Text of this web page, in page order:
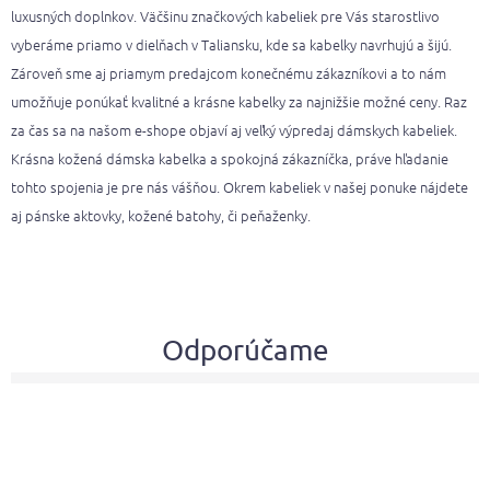
luxusných doplnkov. Väčšinu značkových kabeliek pre Vás starostlivo
vyberáme priamo v dielňach v Taliansku, kde sa kabelky navrhujú a šijú.
Zároveň sme aj priamym predajcom konečnému zákazníkovi a to nám
umožňuje ponúkať kvalitné a krásne kabelky za najnižšie možné ceny. Raz
za čas sa na našom e-shope objaví aj veľký výpredaj dámskych kabeliek.
Krásna kožená dámska kabelka a spokojná zákazníčka, práve hľadanie
tohto spojenia je pre nás vášňou. Okrem kabeliek v našej ponuke nájdete
aj pánske aktovky, kožené batohy, či peňaženky.
Odporúčame